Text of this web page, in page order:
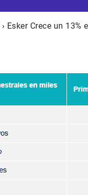
› Esker Crece un